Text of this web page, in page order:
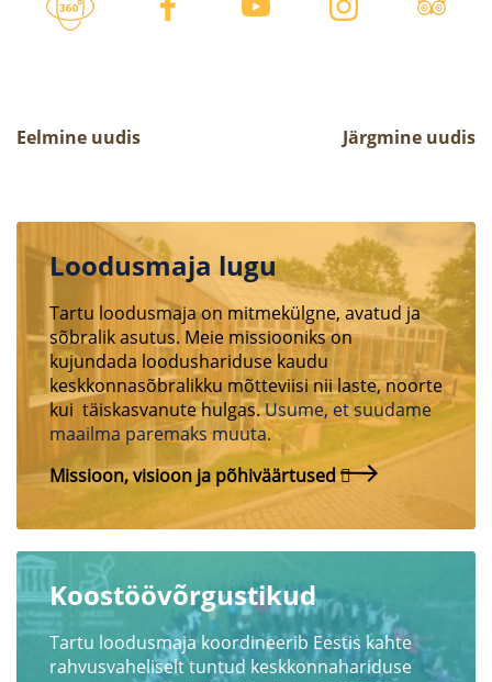
Eelmine uudis Järgmine uudis
Loodusmaja lugu
Tartu loodusmaja on mitmekülgne, avatud ja
sõbralik asutus. Meie missiooniks on
kujundada loodushariduse kaudu
keskkonnasõbralikku mõtteviisi nii laste, noorte
kui täiskasvanute hulgas.Usume, et suudame
maailma paremaks muuta.
Missioon, visioon ja põhiväärtused
Koostöövõrgustikud
Tartu loodusmaja koordineerib Eestis kahte
rahvusvaheliselt tuntud keskkonnahariduse